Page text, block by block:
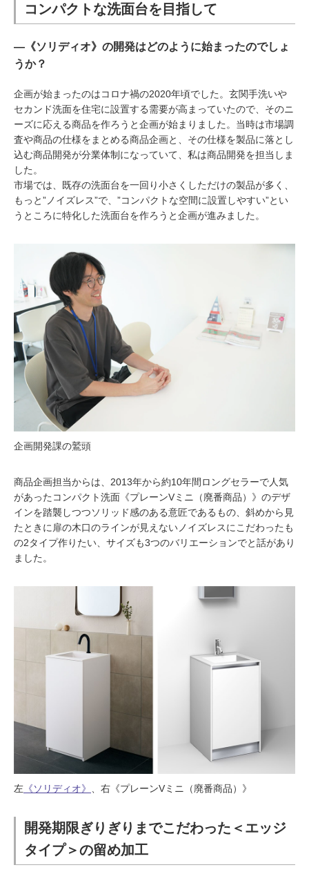
コンパクトな洗面台を目指して
―《ソリディオ》の開発はどのように始まったのでしょ
うか？
企画が始まったのはコロナ禍の2020年頃でした。玄関手洗いや
セカンド洗面を住宅に設置する需要が高まっていたので、そのニ
ーズに応える商品を作ろうと企画が始まりました。当時は市場調
査や商品の仕様をまとめる商品企画と、その仕様を製品に落とし
込む商品開発が分業体制になっていて、私は商品開発を担当しま
した。
市場では、既存の洗面台を一回り小さくしただけの製品が多く、
もっと”ノイズレス”で、”コンパクトな空間に設置しやすい”とい
うところに特化した洗面台を作ろうと企画が進みました。
企画開発課の鷲頭
商品企画担当からは、2013年から約10年間ロングセラーで人気
があったコンパクト洗面《プレーンVミニ（廃番商品）》のデザ
インを踏襲しつつソリッド感のある意匠であるもの、斜めから見
たときに扉の木口のラインが見えないノイズレスにこだわったも
の2タイプ作りたい、サイズも3つのバリエーションでと話があり
ました。
左 《ソリディオ》 、右《プレーンVミニ（廃番商品）》
開発期限ぎりぎりまでこだわった＜エッジ
タイプ＞の留め加工